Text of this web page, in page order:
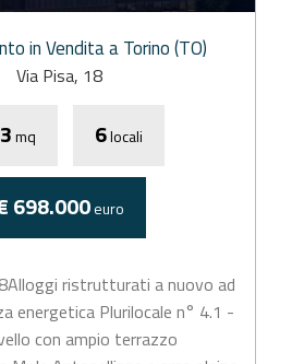
in Vendita a Torino (TO)
Via Pisa, 18
mq 6locali
698.000euro
ristrutturati a nuovo ad
energetica Plurilocale n° 4.1 -
con ampio terrazzo